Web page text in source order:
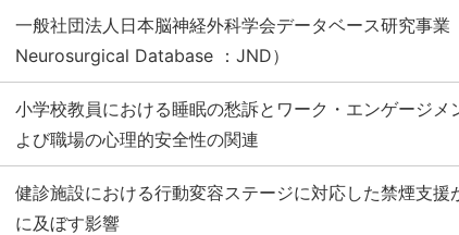
一般社団法人日本脳神経外科学会データベース研究事業
Neurosurgical Database ：JND）
小学校教員における睡眠の愁訴とワーク・エンゲージメ
よび職場の心理的安全性の関連
健診施設における行動変容ステージに対応した禁煙支援
に及ぼす影響